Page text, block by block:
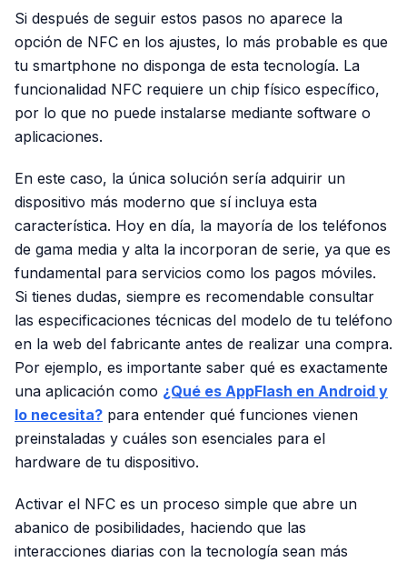
Si después de seguir estos pasos no aparece la
opción de NFC en los ajustes, lo más probable es que
tu smartphone no disponga de esta tecnología. La
funcionalidad NFC requiere un chip físico específico,
por lo que no puede instalarse mediante software o
aplicaciones.
En este caso, la única solución sería adquirir un
dispositivo más moderno que sí incluya esta
característica. Hoy en día, la mayoría de los teléfonos
de gama media y alta la incorporan de serie, ya que es
fundamental para servicios como los pagos móviles.
Si tienes dudas, siempre es recomendable consultar
las especificaciones técnicas del modelo de tu teléfono
en la web del fabricante antes de realizar una compra.
Por ejemplo, es importante saber qué es exactamente
una aplicación como ¿Qué es AppFlash en Android y
lo necesita? para entender qué funciones vienen
preinstaladas y cuáles son esenciales para el
hardware de tu dispositivo.
Activar el NFC es un proceso simple que abre un
abanico de posibilidades, haciendo que las
interacciones diarias con la tecnología sean más